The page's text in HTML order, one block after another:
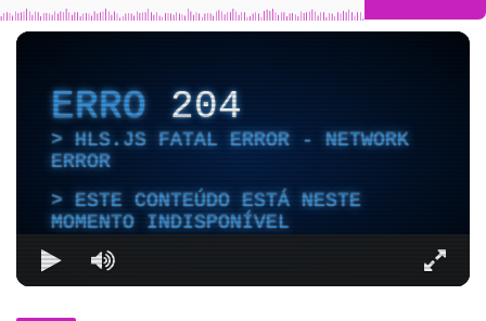
ERRO204
HLS.JS FATAL ERROR - NETWORK
ERROR
ESTE CONTEÚDO ESTÁ NESTE
MOMENTO INDISPONÍVEL